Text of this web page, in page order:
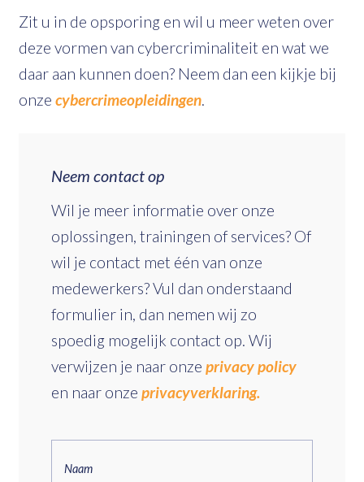
Zit u in de opsporing en wil u meer weten over
deze vormen van cybercriminaliteit en wat we
daar aan kunnen doen? Neem dan een kijkje bij
onze cybercrimeopleidingen.
Neem contact op
Wil je meer informatie over onze
oplossingen, trainingen of services? Of
wil je contact met één van onze
medewerkers? Vul dan onderstaand
formulier in, dan nemen wij zo
spoedig mogelijk contact op. Wij
verwijzen je naar onze privacy policy
en naar onze privacyverklaring.